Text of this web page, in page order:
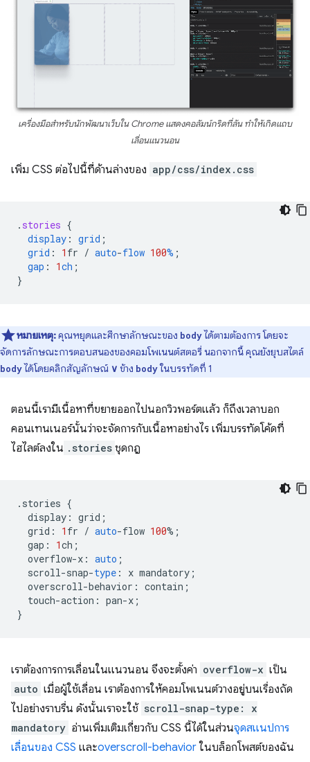
เครื่องมือสำหรับนักพัฒนาเว็บใน Chrome แสดงคอลัมน์กริดที่ล้น ทำให้เกิดแถบ
เลื่อนแนวนอน
เพิ่ม CSS ต่อไปนี้ที่ด้านล่างของ app/css/index.css
. stories {
display : grid ;
grid : 1 fr / auto-flow 100% ;
gap : 1ch ;
}
หมายเหตุ:คุณหยุดและศึกษาลักษณะของ bodyได้ตามต้องการ โดยจะ
จัดการลักษณะการตอบสนองของคอมโพเนนต์สตอรี่ นอกจากนี้ คุณยังยุบสไตล์
bodyได้โดยคลิกสัญลักษณ์ ∨ ข้าง bodyในบรรทัดที่ 1
ตอนนี้เรามีเนื้อหาที่ขยายออกไปนอกวิวพอร์ตแล้ว ก็ถึงเวลาบอก
คอนเทนเนอร์นั้นว่าจะจัดการกับเนื้อหาอย่างไร เพิ่มบรรทัดโค้ดที่
ไฮไลต์ลงใน .stories ชุดกฎ
. stories {
display : grid ;
grid : 1 fr / auto-flow 100% ;
gap : 1ch ;
overflow-x : auto ;
scroll-snap-type : x mandatory ;
overscroll-behavior : contain ;
touch-action : pan-x ;
}
เราต้องการการเลื่อนในแนวนอน จึงจะตั้งค่า overflow-x เป็น
auto เมื่อผู้ใช้เลื่อน เราต้องการให้คอมโพเนนต์วางอยู่บนเรื่องถัด
ไปอย่างราบรื่น ดังนั้นเราจะใช้ scroll-snap-type: x
mandatory อ่านเพิ่มเติมเกี่ยวกับ CSS นี้ได้ในส่วนจุดสแนปการ
เลื่อนของ CSS และoverscroll-behaviorในบล็อกโพสต์ของฉัน